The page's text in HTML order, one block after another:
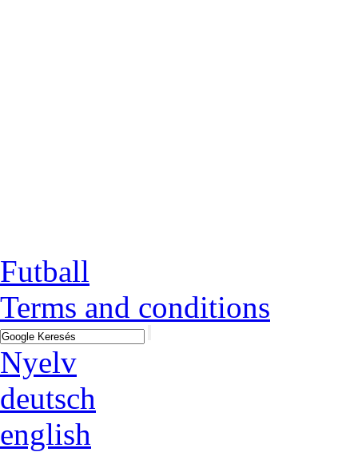
Futball
Terms and conditions
Nyelv
deutsch
english